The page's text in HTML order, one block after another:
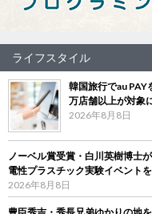
ライフスタイル
韓国旅行でau
万店舗以上が対象
2026年8月8日
ノーベル賞受賞・白川英樹博士
電性プラスチック実験イベント
2026年8月8日